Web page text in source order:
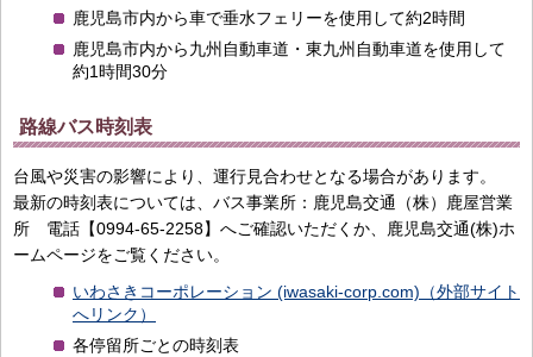
鹿児島市内から車で垂水フェリーを使用して約2時間
鹿児島市内から九州自動車道・東九州自動車道を使用して
約1時間30分
路線バス時刻表
台風や災害の影響により、運行見合わせとなる場合があります。
最新の時刻表については、バス事業所：鹿児島交通（株）鹿屋営業
所 電話【0994-65-2258】へご確認いただくか、鹿児島交通(株)ホ
ームページをご覧ください。
いわさきコーポレーション (iwasaki-corp.com)（外部サイト
へリンク）
各停留所ごとの時刻表